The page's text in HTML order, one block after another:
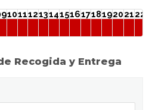
10111213141516171819202122
Recogida y Entrega